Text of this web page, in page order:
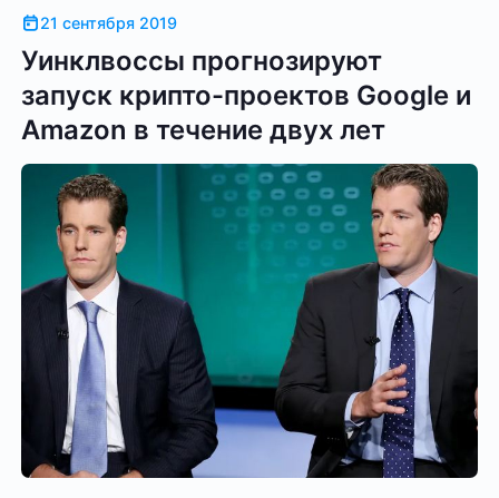
21 сентября 2019
Уинклвоссы прогнозируют
запуск крипто-проектов Google и
Amazon в течение двух лет